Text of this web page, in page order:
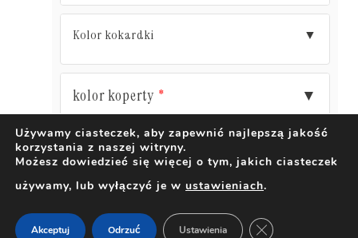
Kolor kokardki ▼
kolor koperty * ▼
DODAJ DO KOSZYKA
Używamy ciasteczek, aby zapewnić najlepszą jakość
korzystania z naszej witryny.
Możesz dowiedzieć się więcej o tym, jakich ciasteczek
używamy, lub wyłączyć je w ustawieniach.
Akceptuj Odrzuć Ustawienia ZAMKNIJ PANEL